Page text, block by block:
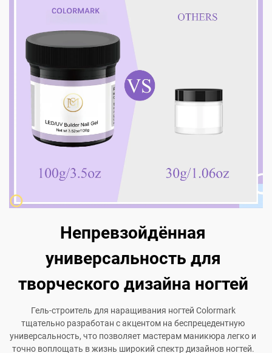
Непревзойдённая
универсальность для
творческого дизайна ногтей
Гель-строитель для наращивания ногтей Colormark
тщательно разработан с акцентом на беспрецедентную
универсальность, что позволяет мастерам маникюра легко и
точно воплощать в жизнь широкий спектр дизайнов ногтей.